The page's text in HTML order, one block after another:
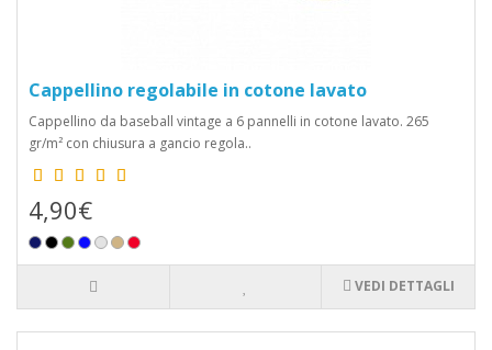
Cappellino regolabile in cotone lavato
Cappellino da baseball vintage a 6 pannelli in cotone lavato. 265
gr/m² con chiusura a gancio regola..
4,90€
VEDI DETTAGLI